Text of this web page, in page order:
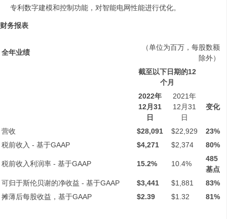
专利数字建模和控制功能，对智能电网性能进行优化。
财务报表
全年业绩
（单位为百万，每股数额
除外）
截至以下日期的12
个月
2022年
12月 31
日
2021年
12月31
日
变化
营收 $28,091 $22,929
23%
税前收入 - 基于GAAP
$4,271 $2,374 80%
税前收入利润率 - 基于GAAP 15.2% 10.4%
485
基点
可归于斯伦贝谢的净收益 - 基于GAAP
$3,441 $1,881
83%
摊薄后每股收益，基于GAAP
$2.39 $1.32 81%